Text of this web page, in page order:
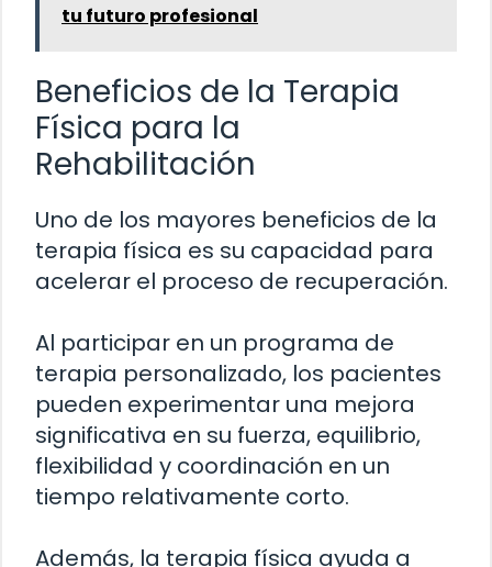
tu futuro profesional
Beneficios de la Terapia
Física para la
Rehabilitación
Uno de los mayores beneficios de la
terapia física es su capacidad para
acelerar el proceso de recuperación.
Al participar en un programa de
terapia personalizado, los pacientes
pueden experimentar una mejora
significativa en su fuerza, equilibrio,
flexibilidad y coordinación en un
tiempo relativamente corto.
Además, la terapia física ayuda a